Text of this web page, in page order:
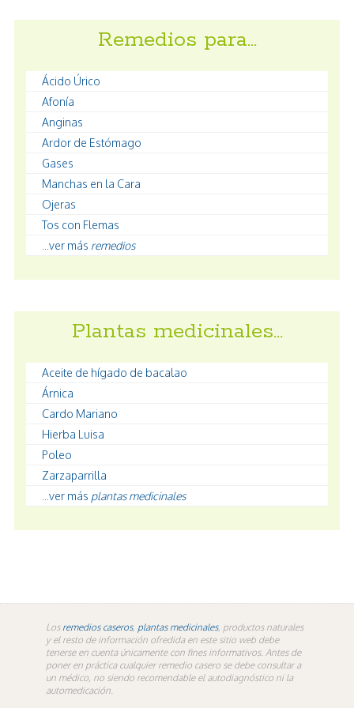
Remedios para…
Ácido Úrico
Afonía
Anginas
Ardor de Estómago
Gases
Manchas en la Cara
Ojeras
Tos con Flemas
...ver más remedios
Plantas medicinales…
Aceite de hígado de bacalao
Árnica
Cardo Mariano
Hierba Luisa
Poleo
Zarzaparrilla
...ver más plantas medicinales
Los remedios caseros, plantas medicinales, productos naturales
y el resto de información ofredida en este sitio web debe
tenerse en cuenta únicamente con fines informativos. Antes de
poner en práctica cualquier remedio casero se debe consultar a
un médico, no siendo recomendable el autodiagnóstico ni la
automedicación.